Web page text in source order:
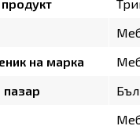
на марка
пазар